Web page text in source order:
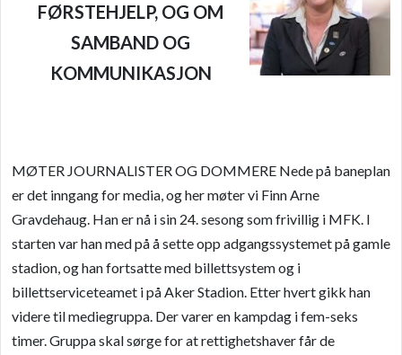
FØRSTEHJELP, OG OM
SAMBAND OG
KOMMUNIKASJON
MØTER JOURNALISTER OG DOMMERE Nede på baneplan
er det inngang for media, og her møter vi Finn Arne
Gravdehaug. Han er nå i sin 24. sesong som frivillig i MFK. I
starten var han med på å sette opp adgangssystemet på gamle
stadion, og han fortsatte med billettsystem og i
billettserviceteamet i på Aker Stadion. Etter hvert gikk han
videre til mediegruppa. Der varer en kampdag i fem-seks
timer. Gruppa skal sørge for at rettighetshaver får de